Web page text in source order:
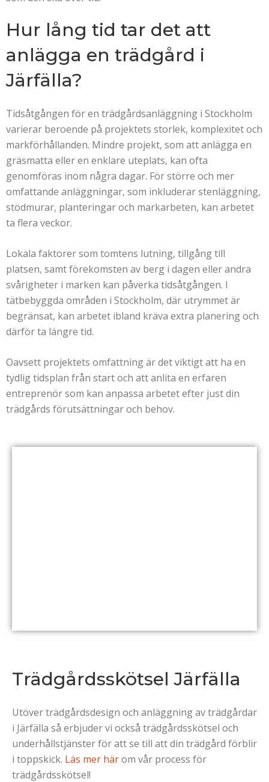
Hur lång tid tar det att
anlägga en trädgård i
Järfälla?
Tidsåtgången för en trädgårdsanläggning i Stockholm
varierar beroende på projektets storlek, komplexitet och
markförhållanden. Mindre projekt, som att anlägga en
gräsmatta eller en enklare uteplats, kan ofta
genomföras inom några dagar. För större och mer
omfattande anläggningar, som inkluderar stenläggning,
stödmurar, planteringar och markarbeten, kan arbetet
ta flera veckor.
Lokala faktorer som tomtens lutning, tillgång till
platsen, samt förekomsten av berg i dagen eller andra
svårigheter i marken kan påverka tidsåtgången. I
tätbebyggda områden i Stockholm, där utrymmet är
begränsat, kan arbetet ibland kräva extra planering och
därför ta längre tid.
Oavsett projektets omfattning är det viktigt att ha en
tydlig tidsplan från start och att anlita en erfaren
entreprenör som kan anpassa arbetet efter just din
trädgårds förutsättningar och behov.
Trädgårdsskötsel Järfälla
Utöver trädgårdsdesign och anläggning av trädgårdar
i Järfälla så erbjuder vi också trädgårdsskötsel och
underhållstjänster för att se till att din trädgård förblir
i toppskick. Läs mer härom vår process för
trädgårdsskötsel!